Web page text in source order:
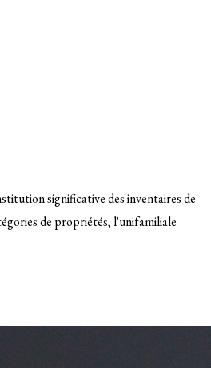
significative des inventaires de
de propriétés, l'unifamiliale